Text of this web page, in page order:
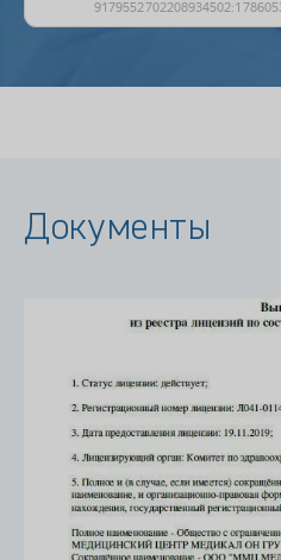
Документы